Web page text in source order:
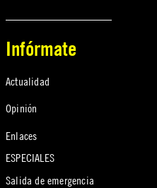
Infórmate
Actualidad
Opinión
Enlaces
ESPECIALES
Salida de emergencia